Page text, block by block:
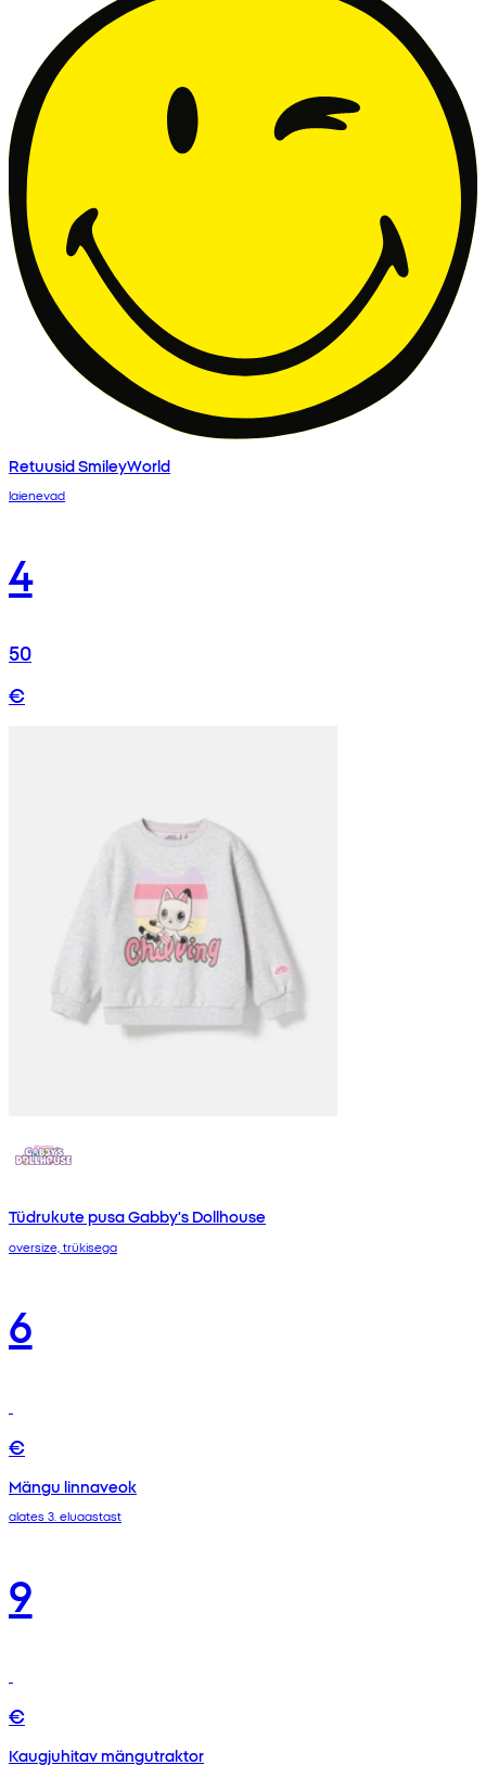
Retuusid SmileyWorld
laienevad
4
50
€
Tüdrukute pusa Gabby's Dollhouse
oversize, trükisega
6
€
Mängu linnaveok
alates 3. eluaastast
9
€
Kaugjuhitav mängutraktor